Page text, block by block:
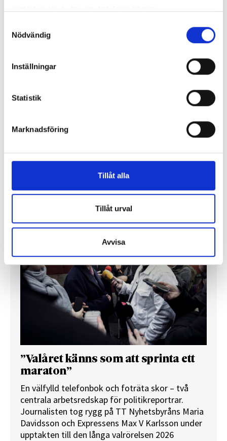
Nödvändig
Inställningar
Statistik
Marknadsföring
Tillåt alla
Tillåt urval
Avvisa
Enorma skillnader mellan
Så mycket tjänar dagspresscheferna
”Valåret känns som att sprinta ett
maraton”
En välfylld telefonbok och foträta skor – två
centrala arbetsredskap för politikreportrar.
Journalisten tog rygg på TT Nyhetsbyråns Maria
Davidsson och Expressens Max V Karlsson under
upptakten till den långa valrörelsen 2026